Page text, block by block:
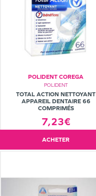
POLIDENT COREGA
POLIDENT
TOTAL ACTION NETTOYANT
APPAREIL DENTAIRE 66
COMPRIMÉS
7,23€
ACHETER